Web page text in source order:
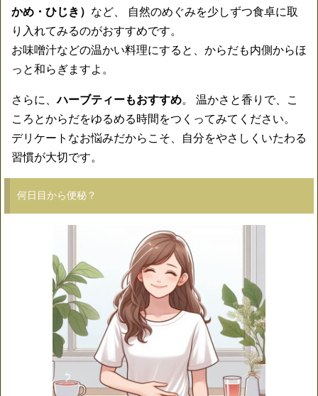
かめ・ひじき） など、 自然のめぐみを少しずつ食卓に取
り入れてみるのがおすすめです。
お味噌汁などの温かい料理にすると、からだも内側からほ
っと和らぎますよ。
さらに、ハーブティーもおすすめ。 温かさと香りで、こ
ころとからだをゆるめる時間をつくってみてください。
デリケートなお悩みだからこそ、自分をやさしくいたわる
習慣が大切です。
何日目から便秘？